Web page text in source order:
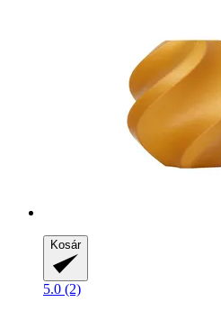
Kosár
5.0 (2)